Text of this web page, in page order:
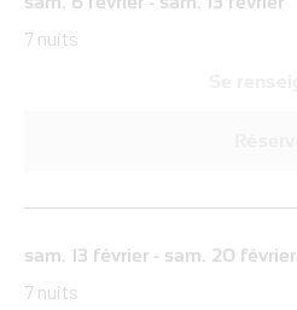
7 nuits
sam. 13 février - sam. 20 février
7 nuits